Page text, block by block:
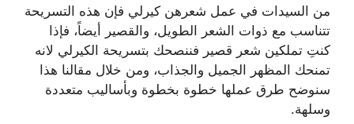
من السيدات في عمل شعرهن كيرلي فإن هذه التسريحة
تتناسب مع ذوات الشعر الطويل، والقصير أيضاً، فإذا
كنتِ تملكين شعر قصير فننصحك بتسريحة الكيرلي لانه
تمنحك المظهر الجميل والجذاب، ومن خلال مقالنا هذا
سنوضح طرق عملها خطوة بخطوة وبأساليب متعددة
وسلهة.